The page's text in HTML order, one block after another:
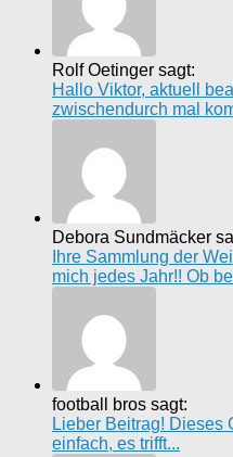
Rolf Oetinger sagt:
Hallo Viktor, aktuell
zwischendurch mal
Debora Sundmäcker
Ihre Sammlung der
mich jedes Jahr!! Ob
football bros sagt:
Lieber Beitrag! Dieses
einfach, es trifft...